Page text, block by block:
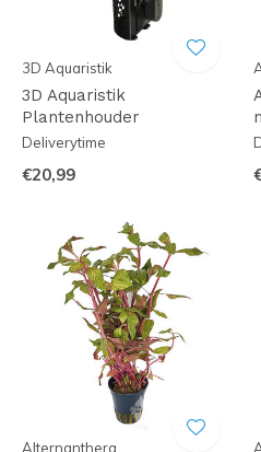
3D Aquaristik
3D Aquaristik
Plantenhouder
Deliverytime
€20,99
Alternanthera